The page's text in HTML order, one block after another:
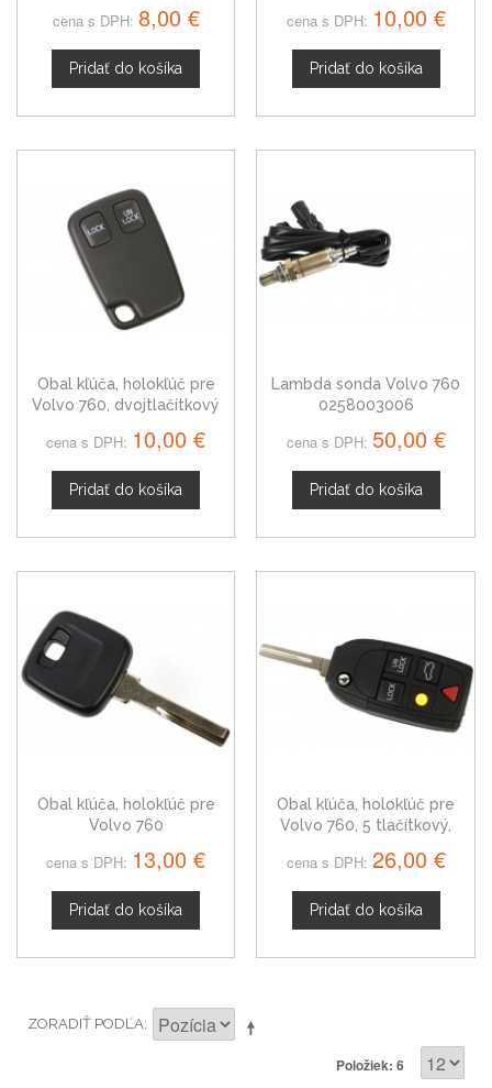
cena s DPH: 8,00 €
Pridať do košíka
cena s DPH: 10,00 €
Pridať do košíka
Obal kľúča, holokľúč pre
Volvo 760, dvojtlačítkový
cena s DPH: 10,00 €
Pridať do košíka
Lambda sonda Volvo 760
0258003006
cena s DPH: 50,00 €
Pridať do košíka
Obal kľúča, holokľúč pre
Volvo 760
cena s DPH: 13,00 €
Pridať do košíka
Obal kľúča, holokľúč pre
Volvo 760, 5 tlačítkový,
cena s DPH: 26,00 €
Pridať do košíka
ZORADIŤ PODĽA
Položiek: 6